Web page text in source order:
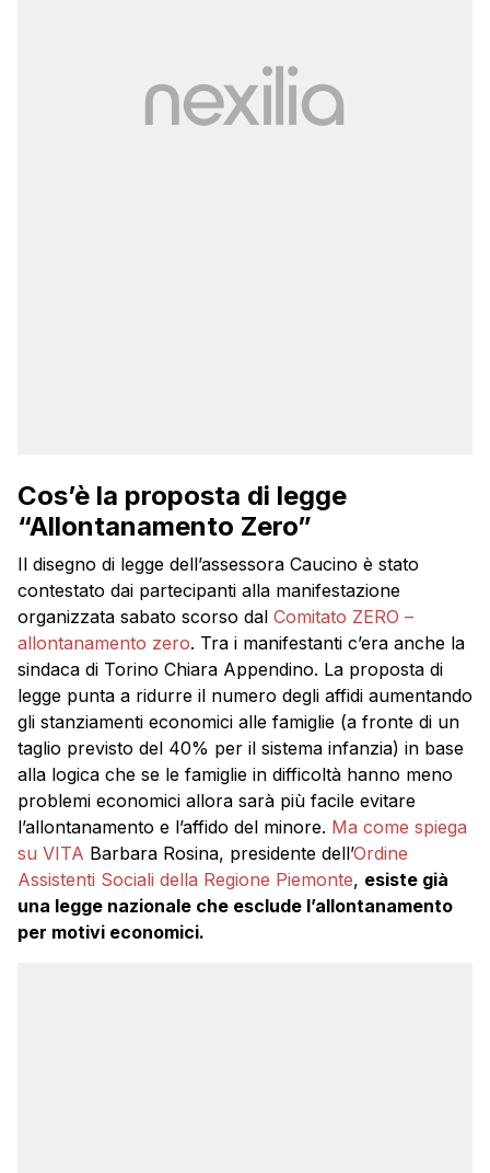
Cos’è la proposta di legge
“Allontanamento Zero”
Il disegno di legge dell’assessora Caucino è stato
contestato dai partecipanti alla manifestazione
organizzata sabato scorso dal Comitato ZERO –
allontanamento zero. Tra i manifestanti c’era anche la
sindaca di Torino Chiara Appendino. La proposta di
legge punta a ridurre il numero degli affidi aumentando
gli stanziamenti economici alle famiglie (a fronte di un
taglio previsto del 40% per il sistema infanzia) in base
alla logica che se le famiglie in difficoltà hanno meno
problemi economici allora sarà più facile evitare
l’allontanamento e l’affido del minore. Ma come spiega
su VITA Barbara Rosina, presidente dell’Ordine
Assistenti Sociali della Regione Piemonte, esiste già
una legge nazionale che esclude l’allontanamento
per motivi economici.